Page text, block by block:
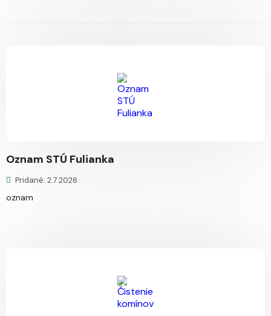
Oznam STÚ Fulianka
Pridané: 2.7.2026
oznam